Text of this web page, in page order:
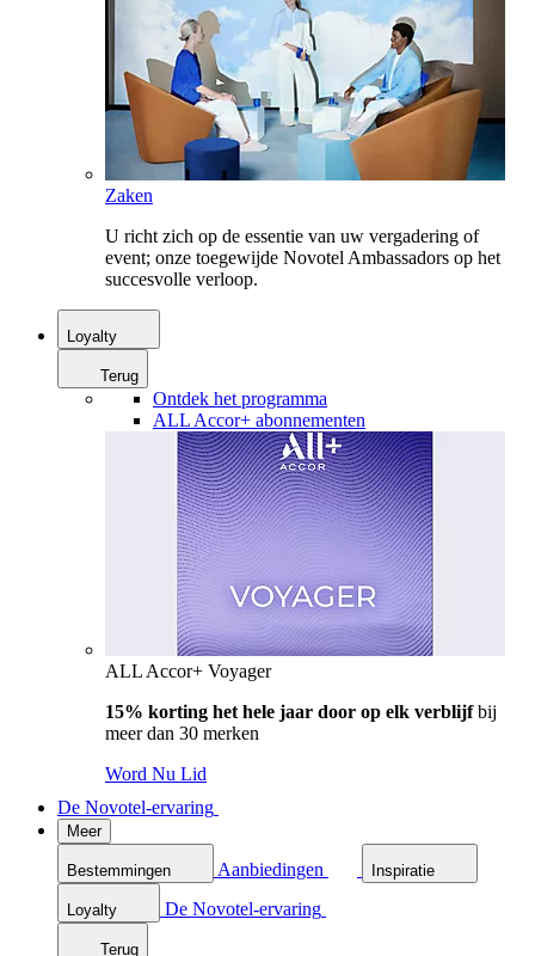
Zaken
U richt zich op de essentie van uw vergadering of
event; onze toegewijde Novotel Ambassadors op het
succesvolle verloop.
Loyalty
Terug
Ontdek het programma
ALL Accor+ abonnementen
ALL Accor+ Voyager
15% korting het hele jaar door op elk verblijfbij
meer dan 30 merken
Word Nu Lid
De Novotel-ervaring
Meer
Bestemmingen Aanbiedingen Inspiratie
Loyalty De Novotel-ervaring
Terug